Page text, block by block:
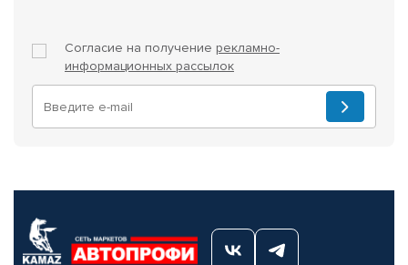
Согласие на получение рекламно-
информационных рассылок